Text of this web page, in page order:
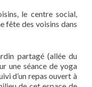
le centre social,
fête des voisins dans
partagé (allée du
une séance de yoga
d’un repas ouvert à